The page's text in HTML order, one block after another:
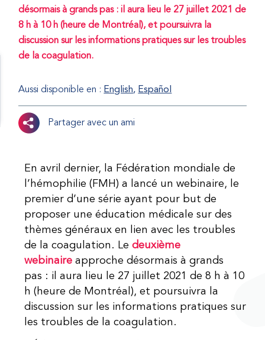
désormais à grands pas : il aura lieu le 27 juillet 2021 de
8 h à 10 h (heure de Montréal), et poursuivra la
discussion sur les informations pratiques sur les troubles
de la coagulation.
Aussi disponible en : English Español
Partager avec un ami
En avril dernier, la Fédération mondiale de
l’hémophilie (FMH) a lancé un webinaire, le
premier d’une série ayant pour but de
proposer une éducation médicale sur des
thèmes généraux en lien avec les troubles
de la coagulation. Ledeuxième
webinaire approche désormais à grands
pas : il aura lieu le 27 juillet 2021 de 8 h à 10
h (heure de Montréal), et poursuivra la
discussion sur les informations pratiques sur
les troubles de la coagulation.